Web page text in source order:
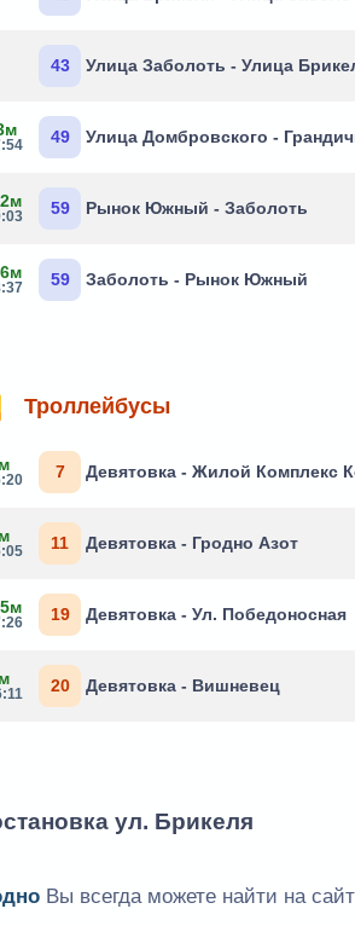
43 Улица Заболоть - Улица
49 Улица Домбровского -
59 Рынок Южный - Заболоть
59 Заболоть - Рынок Южный
Троллейбусы
7 Девятовка - Жилой Комплекс
11 Девятовка - Гродно Азот
19 Девятовка - Ул. Победоносная
20 Девятовка - Вишневец
ул. Брикеля
Вы всегда можете найти на